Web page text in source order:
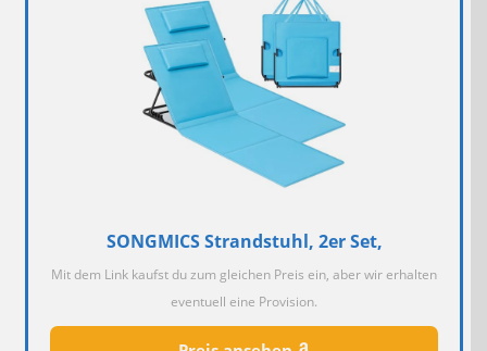
SONGMICS Strandstuhl, 2er Set,
Mit dem Link kaufst du zum gleichen Preis ein, aber wir erhalten
eventuell eine Provision.